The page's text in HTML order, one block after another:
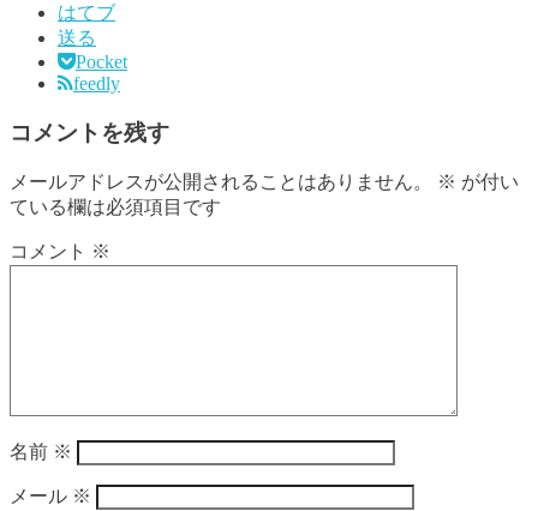
はてブ
送る
Pocket
feedly
コメントを残す
メールアドレスが公開されることはありません。 ※ が付い
ている欄は必須項目です
コメント ※
名前 ※
メール ※